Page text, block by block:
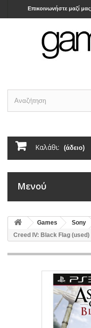
Επικοινωνήστε μαζί μας
Καλάθι: (άδειο)
Μενού
Games Sony
Creed IV: Black Flag (used)